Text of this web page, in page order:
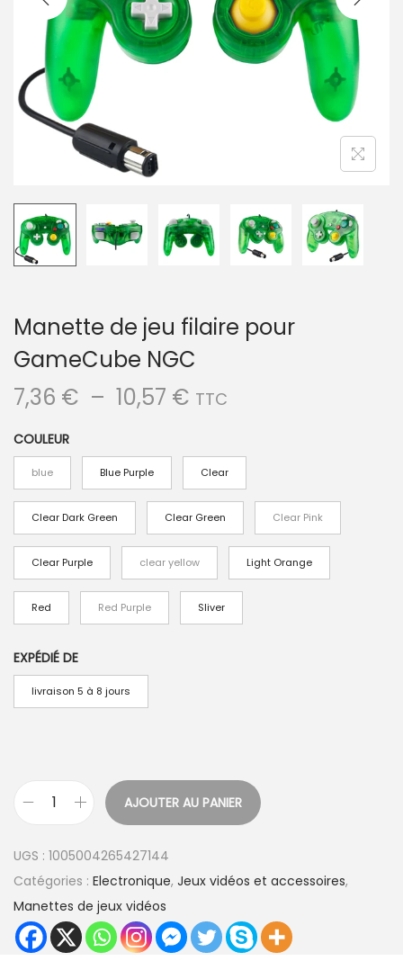
Manette de jeu filaire pour
GameCube NGC
7,36 € – 10,57 € P
g
e
d
e
p
r
i
3
6
à
0
,
TTC
COULEUR
blue Blue Purple Clear
Clear Dark Green Clear Green Clear Pink
Clear Purple clear yellow Light Orange
Red Red Purple Sliver
EXPÉDIÉ DE
livraison 5 à 8 jours
a
n
t
AJOUTER AU PANIER
UGS : 1005004265427144
Catégories : Electronique, Jeux vidéos et accessoires,
Manettes de jeux vidéos